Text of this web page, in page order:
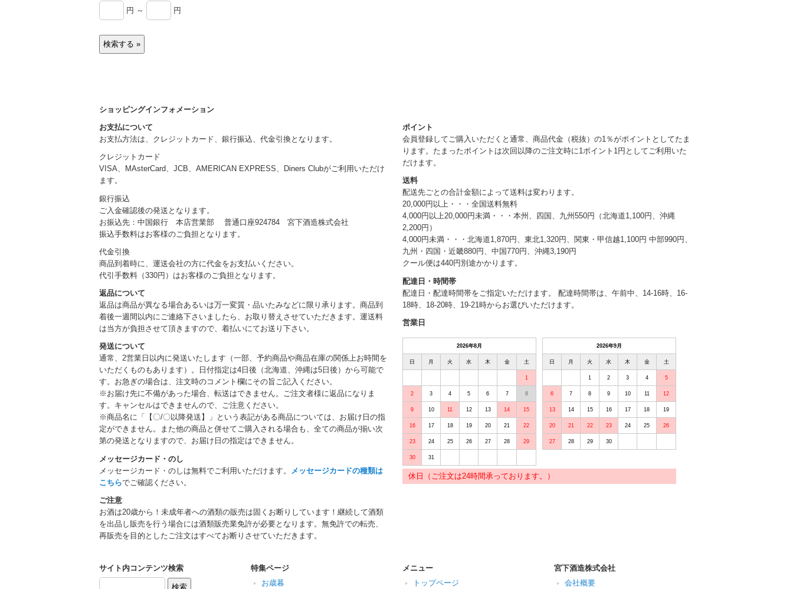
円 ～
円
ショッピングインフォメーション
お支払について
お支払方法は、クレジットカード、銀行振込、代金引換となります。
クレジットカード
VISA、MAsterCard、JCB、AMERICAN EXPRESS、Diners Clubがご利用いただけ
ます。
銀行振込
ご入金確認後の発送となります。
お振込先：中国銀行 本店営業部 普通口座924784 宮下酒造株式会社
振込手数料はお客様のご負担となります。
代金引換
商品到着時に、運送会社の方に代金をお支払いください。
代引手数料（330円）はお客様のご負担となります。
返品について
返品は商品が異なる場合あるいは万一変質・品いたみなどに限り承ります。商品到
着後一週間以内にご連絡下さいましたら、お取り替えさせていただきます。運送料
は当方が負担させて頂きますので、着払いにてお送り下さい。
発送について
通常、2営業日以内に発送いたします（一部、予約商品や商品在庫の関係上お時間を
いただくものもあります）。日付指定は4日後（北海道、沖縄は5日後）から可能で
す。お急ぎの場合は、注文時のコメント欄にその旨ご記入ください。
※お届け先に不備があった場合、転送はできません。ご注文者様に返品になりま
す。キャンセルはできませんので、ご注意ください。
※商品名に「【〇/〇以降発送】」という表記がある商品については、お届け日の指
定ができません。また他の商品と併せてご購入される場合も、全ての商品が揃い次
第の発送となりますので、お届け日の指定はできません。
メッセージカード・のし
メッセージカード・のしは無料でご利用いただけます。
メッセージカードの種類は
こちらでご確認ください。
ご注意
お酒は20歳から！未成年者への酒類の販売は固くお断りしています！継続して酒類
を出品し販売を行う場合には酒類販売業免許が必要となります。無免許での転売、
再販売を目的としたご注文はすべてお断りさせていただきます。
ポイント
会員登録してご購入いただくと通常、商品代金（税抜）の1％がポイントとしてたま
ります。たまったポイントは次回以降のご注文時に1ポイント1円としてご利用いた
だけます。
送料
配送先ごとの合計金額によって送料は変わります。
20,000円以上・・・全国送料無料
4,000円以上20,000円未満・・・本州、四国、九州550円（北海道1,100円、沖縄
2,200円）
4,000円未満・・・北海道1,870円、東北1,320円、関東・甲信越1,100円 中部990円、
九州・四国・近畿880円、中国770円、沖縄3,190円
クール便は440円別途かかります。
配達日・時間帯
配達日・配達時間帯をご指定いただけます。 配達時間帯は、午前中、14-16時、16-
18時、18-20時、19-21時からお選びいただけます。
営業日
2026年8月
日 月 火 水 木 金 土
1
2 3 4 5 6 7 8
9 10 11 12 13 14 15
16 17 18 19 20 21 22
23 24 25 26 27 28 29
30 31
2026年9月
日 月 火 水 木 金 土
1 2 3 4 5
6 7 8 9 10 11 12
13 14 15 16 17 18 19
20 21 22 23 24 25 26
27 28 29 30
休日（ご注文は24時間承っております。）
サイト内コンテンツ検索
特集ページ
お歳暮
メニュー
トップページ
宮下酒造株式会社
会社概要